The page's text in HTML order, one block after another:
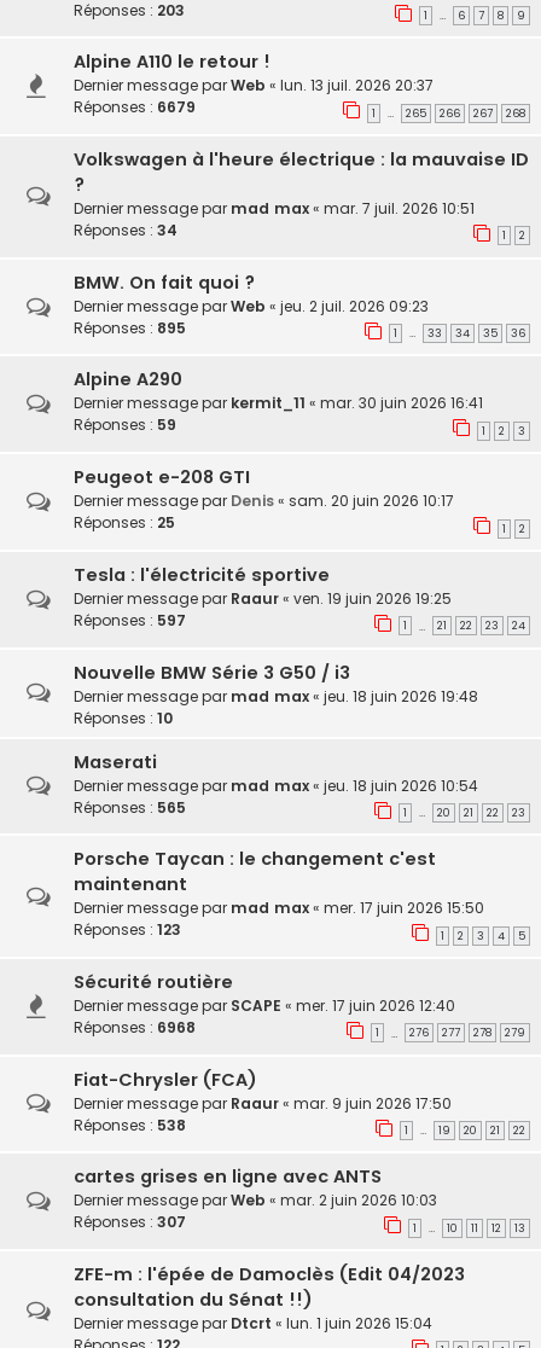
Réponses : 203 1 … 6 7 8 9
Alpine A110 le retour !
Dernier message parWeb « lun. 13 juil. 2026 20:37
Réponses : 6679 1 … 265 266 267 268
Volkswagen à l'heure électrique : la mauvaise ID
?
Dernier message par mad max« mar. 7 juil. 2026 10:51
Réponses : 34 1 2
BMW. On fait quoi ?
Dernier message parWeb « jeu. 2 juil. 2026 09:23
Réponses : 895 1 … 33 34 35 36
Alpine A290
Dernier message par kermit_11 « mar. 30 juin 2026 16:41
Réponses : 59 1 2 3
Peugeot e-208 GTI
Dernier message par Denis« sam. 20 juin 2026 10:17
Réponses : 25 1 2
Tesla : l'électricité sportive
Dernier message par Raaur« ven. 19 juin 2026 19:25
Réponses : 597 1 … 21 22 23 24
Nouvelle BMW Série 3 G50 / i3
Dernier message par mad max« jeu. 18 juin 2026 19:48
Réponses : 10
Maserati
Dernier message par mad max« jeu. 18 juin 2026 10:54
Réponses : 565 1 … 20 21 22 23
Porsche Taycan : le changement c'est
maintenant
Dernier message par mad max« mer. 17 juin 2026 15:50
Réponses : 123 1 2 3 4 5
Sécurité routière
Dernier message par SCAPE « mer. 17 juin 2026 12:40
Réponses : 6968 1 … 276 277 278 279
Fiat-Chrysler (FCA)
Dernier message par Raaur« mar. 9 juin 2026 17:50
Réponses : 538 1 … 19 20 21 22
cartes grises en ligne avec ANTS
Dernier message parWeb « mar. 2 juin 2026 10:03
Réponses : 307 1 … 10 11 12 13
ZFE-m : l'épée de Damoclès (Edit 04/2023
consultation du Sénat !!)
Dernier message par Dtcrt « lun. 1 juin 2026 15:04